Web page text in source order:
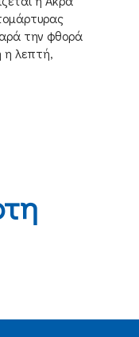
την φθορά
η λεπτή,